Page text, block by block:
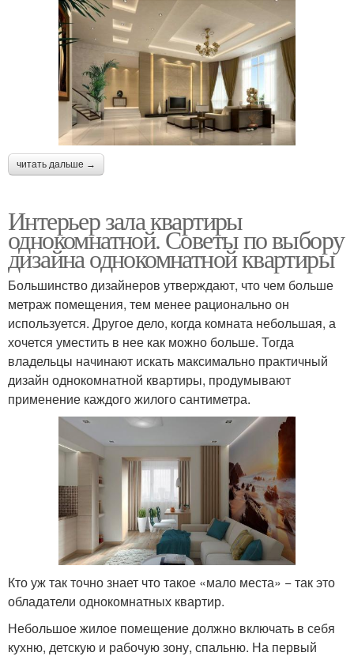
читать дальше →
Интерьер зала квартиры
однокомнатной. Советы по выбору
дизайна однокомнатной квартиры
Большинство дизайнеров утверждают, что чем больше
метраж помещения, тем менее рационально он
используется. Другое дело, когда комната небольшая, а
хочется уместить в нее как можно больше. Тогда
владельцы начинают искать максимально практичный
дизайн однокомнатной квартиры, продумывают
применение каждого жилого сантиметра.
Кто уж так точно знает что такое «мало места» − так это
обладатели однокомнатных квартир.
Небольшое жилое помещение должно включать в себя
кухню, детскую и рабочую зону, спальню. На первый